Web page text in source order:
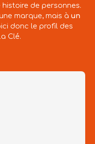
de personnes.
marque, mais à un
donc le profil des
Clé.